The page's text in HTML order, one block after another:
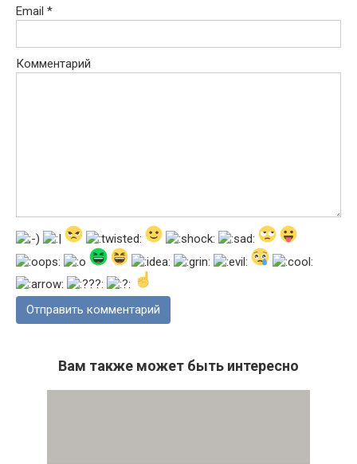
Email *
Комментарий
Вам также может быть интересно